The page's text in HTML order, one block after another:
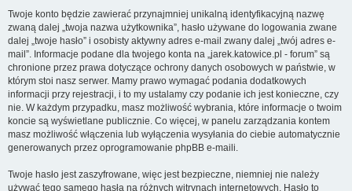
Twoje konto będzie zawierać przynajmniej unikalną identyfikacyjną nazwę
zwaną dalej „twoja nazwa użytkownika”, hasło używane do logowania zwane
dalej „twoje hasło” i osobisty aktywny adres e-mail zwany dalej „twój adres e-
mail”. Informacje podane dla twojego konta na „jarek.katowice.pl - forum” są
chronione przez prawa dotyczące ochrony danych osobowych w państwie, w
którym stoi nasz serwer. Mamy prawo wymagać podania dodatkowych
informacji przy rejestracji, i to my ustalamy czy podanie ich jest konieczne, czy
nie. W każdym przypadku, masz możliwość wybrania, które informacje o twoim
koncie są wyświetlane publicznie. Co więcej, w panelu zarządzania kontem
masz możliwość włączenia lub wyłączenia wysyłania do ciebie automatycznie
generowanych przez oprogramowanie phpBB e-maili.
Twoje hasło jest zaszyfrowane, więc jest bezpieczne, niemniej nie należy
używać tego samego hasła na różnych witrynach internetowych. Hasło to